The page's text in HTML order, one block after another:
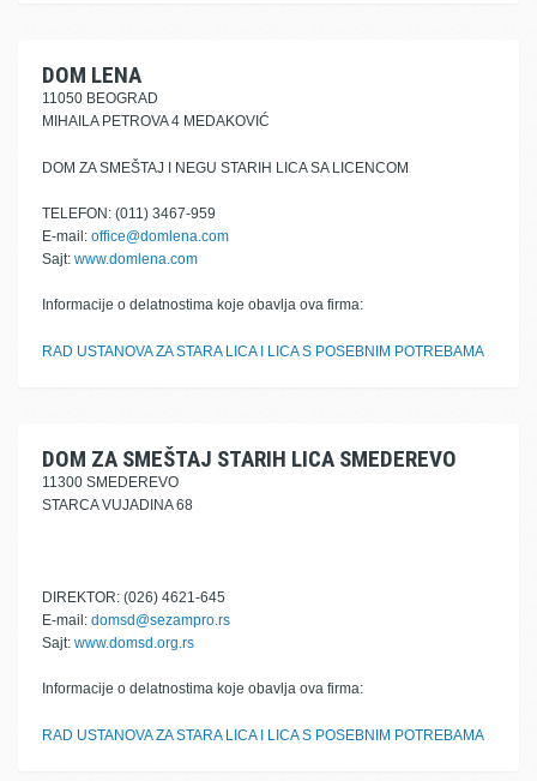
DOM LENA
11050 BEOGRAD
MIHAILA PETROVA 4 MEDAKOVIĆ
DOM ZA SMEŠTAJ I NEGU STARIH LICA SA LICENCOM
TELEFON: (011) 3467-959
E-mail: office@domlena.com
Sajt: www.domlena.com
Informacije o delatnostima koje obavlja ova firma:
RAD USTANOVA ZA STARA LICA I LICA S POSEBNIM POTREBAMA
DOM ZA SMEŠTAJ STARIH LICA SMEDEREVO
11300 SMEDEREVO
STARCA VUJADINA 68
DIREKTOR: (026) 4621-645
E-mail: domsd@sezampro.rs
Sajt: www.domsd.org.rs
Informacije o delatnostima koje obavlja ova firma:
RAD USTANOVA ZA STARA LICA I LICA S POSEBNIM POTREBAMA